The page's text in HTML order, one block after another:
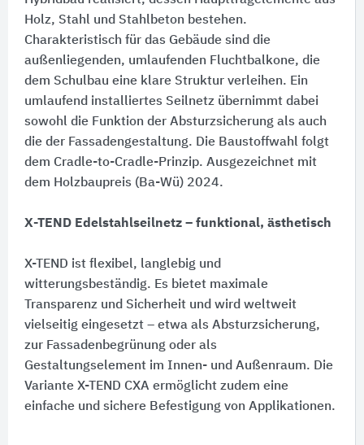
Holz, Stahl und Stahlbeton bestehen.
Charakteristisch für das Gebäude sind die
außenliegenden, umlaufenden Fluchtbalkone, die
dem Schulbau eine klare Struktur verleihen. Ein
umlaufend installiertes Seilnetz übernimmt dabei
sowohl die Funktion der Absturzsicherung als auch
die der Fassadengestaltung. Die Baustoffwahl folgt
dem Cradle-to-Cradle-Prinzip. Ausgezeichnet mit
dem Holzbaupreis (Ba-Wü) 2024.
X-TEND Edelstahlseilnetz – funktional, ästhetisch
X-TEND ist flexibel, langlebig und
witterungsbeständig. Es bietet maximale
Transparenz und Sicherheit und wird weltweit
vielseitig eingesetzt – etwa als Absturzsicherung,
zur Fassadenbegrünung oder als
Gestaltungselement im Innen- und Außenraum. Die
Variante X-TEND CXA ermöglicht zudem eine
einfache und sichere Befestigung von Applikationen.